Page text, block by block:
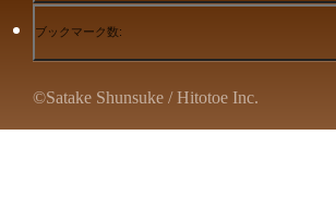
ブックマーク数:
©Satake Shunsuke / Hitotoe Inc.